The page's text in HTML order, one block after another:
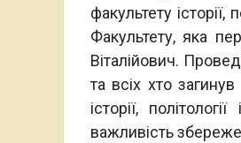
факультету
Факультету, яка
Віталійович.
та всіх хто
історії,
важливість